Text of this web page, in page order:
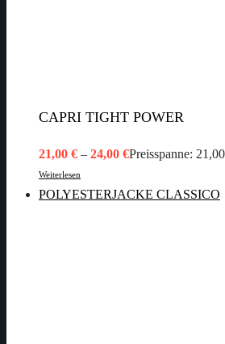
CAPRI TIGHT POWER
21,00 € – 24,00 €Preisspanne:
Weiterlesen
POLYESTERJACKE CLASSICO